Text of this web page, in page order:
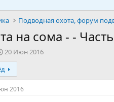
на сома - -
Д
а
т
а
н
а
20 Июн 2016
2016